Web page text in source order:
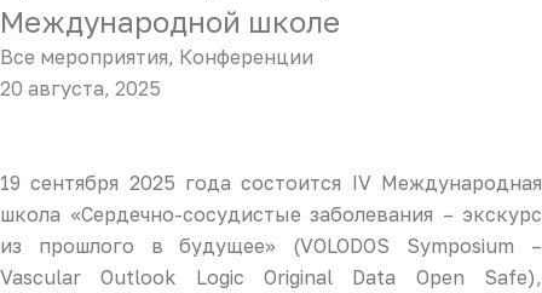
Международной школе
Все мероприятия, Конференции
20 августа, 2025
19 сентября 2025 года состоится IV Международная
школа «Сердечно-сосудистые заболевания – экскурс
из прошлого в будущее» (VOLODOS Symposium –
Vascular Outlook Logic Original Data Open Safe),